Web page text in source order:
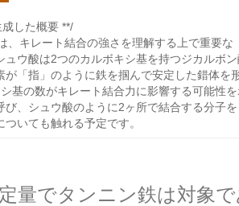
した概要 **/
、キレート結合の強さを理解する上で重要
ュウ酸は2つのカルボキシ基を持つジカルボ
が「指」のように鉄を掴んで安定した錯体を
シ基の数がキレート結合力に影響する可能性
び、シュウ酸のように2ヶ所で結合する分子
いても触れる予定です。
量でタンニン鉄は対象で